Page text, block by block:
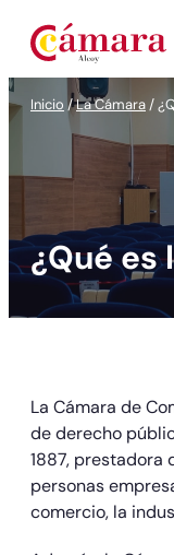
Saltar
contenido
Inicio /La Cámara/
¿Qué es
La Cámara de
de derecho
1887, prestadora
personas
comercio, la